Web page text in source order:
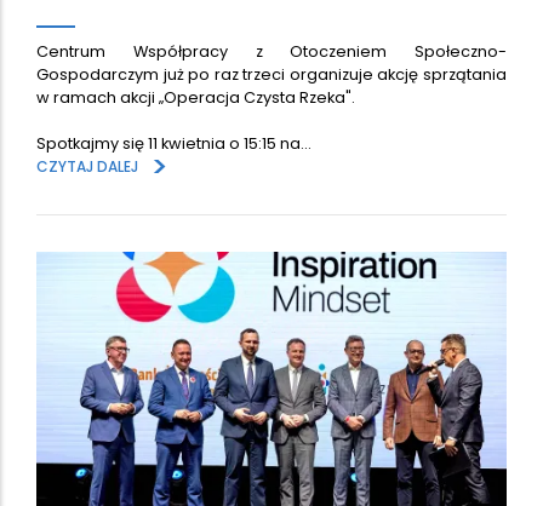
Centrum Współpracy z Otoczeniem Społeczno-
Gospodarczym już po raz trzeci organizuje akcję sprzątania
w ramach akcji „Operacja Czysta Rzeka".
Spotkajmy się 11 kwietnia o 15:15 na…
CZYTAJ DALEJ
>